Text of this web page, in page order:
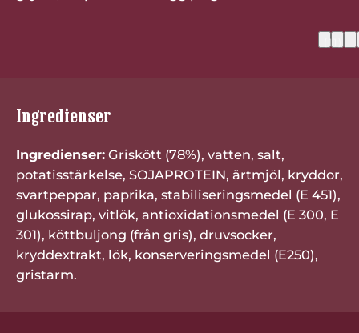
(11)
Ingredienser
Ingredienser:Griskött (78%), vatten, salt,
potatisstärkelse, SOJAPROTEIN, ärtmjöl, kryddor,
svartpeppar, paprika, stabiliseringsmedel (E 451),
glukossirap, vitlök, antioxidationsmedel (E 300, E
301), köttbuljong (från gris), druvsocker,
kryddextrakt, lök, konserveringsmedel (E250),
gristarm.